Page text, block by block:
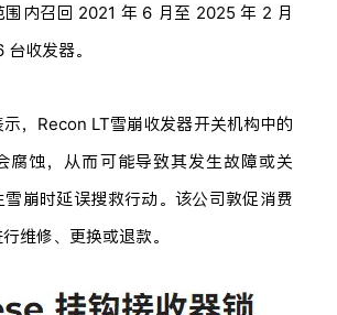
围内召回 2021 年 6 月至 2025 年 2 月
收发器。
，Recon LT雪崩收发器开关机构中的
腐蚀，从而可能导致其发生故障或关
雪崩时延误搜救行动。该公司敦促消费
维修、更换或退款。